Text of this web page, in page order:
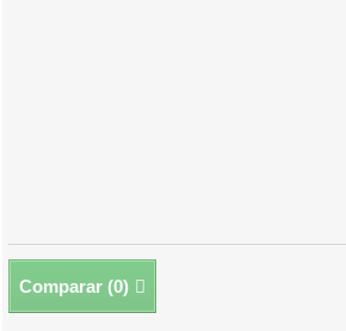
Comparar (0)